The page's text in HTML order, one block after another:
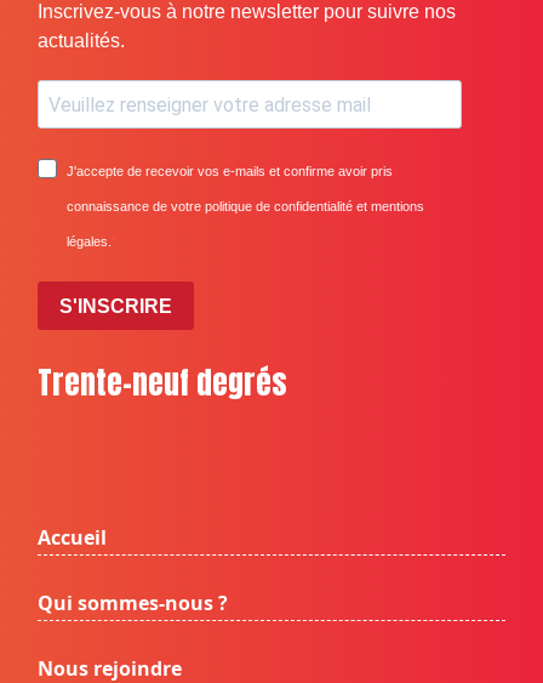
Inscrivez-vous à notre newsletter pour suivre nos
actualités.
J'accepte de recevoir vos e-mails et confirme avoir pris
connaissance de votre politique de confidentialité et mentions
légales.
S'INSCRIRE
Trente-neuf degrés
Accueil
Qui sommes-nous ?
Nous rejoindre